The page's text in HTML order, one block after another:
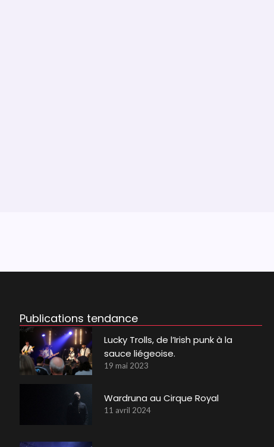
Publications tendance
Lucky Trolls, de l’Irish punk à la
sauce liégeoise.
19 mai 2023
Wardruna au Cirque Royal
11 avril 2024